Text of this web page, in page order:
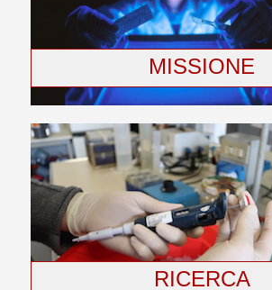
MISSIONE
RICERCA